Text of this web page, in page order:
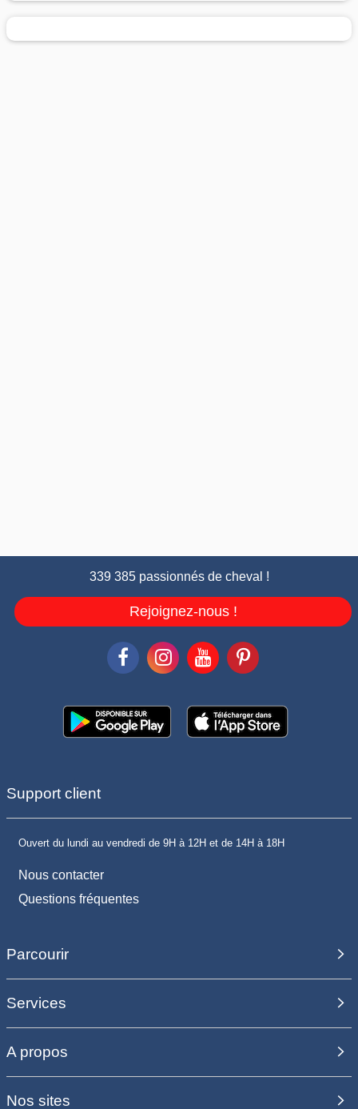
339 385 passionnés de cheval !
Rejoignez-nous !
Support client
Ouvert du lundi au vendredi de 9H à 12H et de 14H à 18H
Nous contacter
Questions fréquentes
Parcourir
Services
A propos
Nos sites